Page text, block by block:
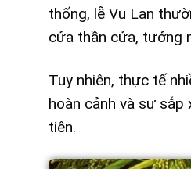
thống, lễ Vu Lan
cửa thần cửa, tưởng
Tuy nhiên, thực tế
hoàn cảnh và sự sắp
tiên.